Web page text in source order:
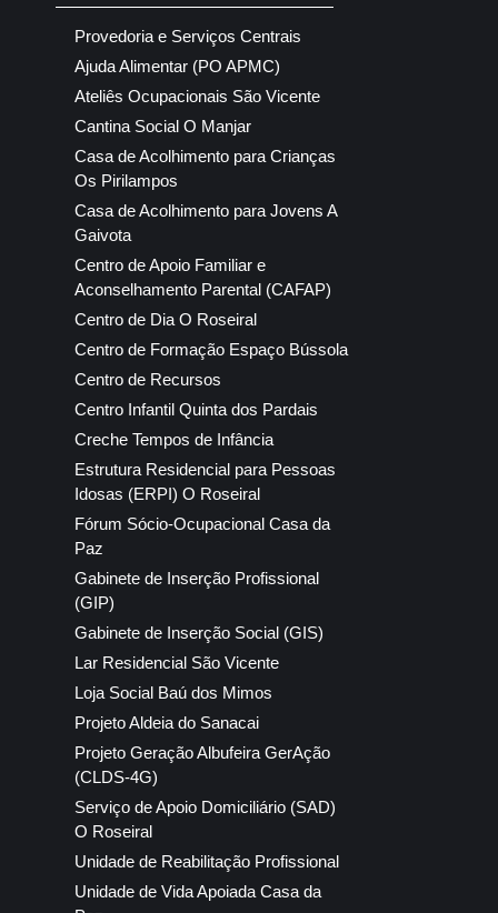
Provedoria e Serviços Centrais
Ajuda Alimentar (PO APMC)
Ateliês Ocupacionais São Vicente
Cantina Social O Manjar
Casa de Acolhimento para Crianças
Os Pirilampos
Casa de Acolhimento para Jovens A
Gaivota
Centro de Apoio Familiar e
Aconselhamento Parental (CAFAP)
Centro de Dia O Roseiral
Centro de Formação Espaço Bússola
Centro de Recursos
Centro Infantil Quinta dos Pardais
Creche Tempos de Infância
Estrutura Residencial para Pessoas
Idosas (ERPI) O Roseiral
Fórum Sócio-Ocupacional Casa da
Paz
Gabinete de Inserção Profissional
(GIP)
Gabinete de Inserção Social (GIS)
Lar Residencial São Vicente
Loja Social Baú dos Mimos
Projeto Aldeia do Sanacai
Projeto Geração Albufeira GerAção
(CLDS-4G)
Serviço de Apoio Domiciliário (SAD)
O Roseiral
Unidade de Reabilitação Profissional
Unidade de Vida Apoiada Casa da